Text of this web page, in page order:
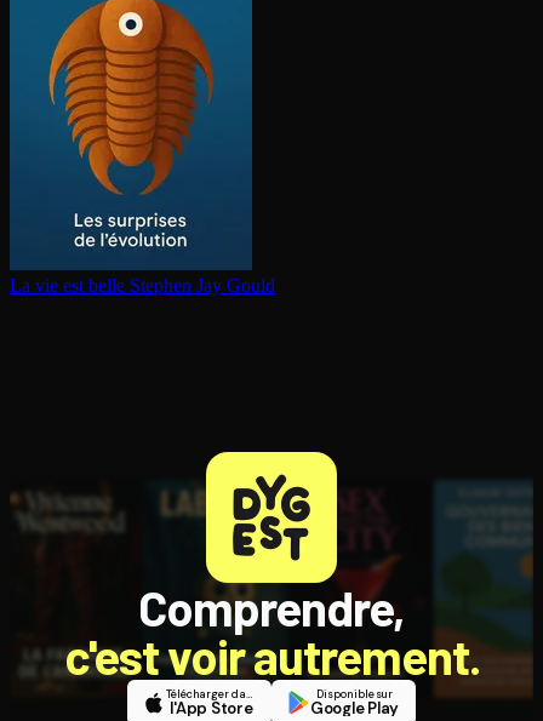
La vie est belle Stephen Jay Gould
Comprendre,
c'est voir autrement.
Télécharger dans
l'App Store
Disponible sur
Google Play